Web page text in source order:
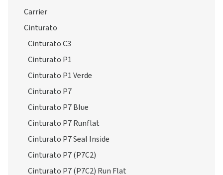
Carrier
Cinturato
Cinturato C3
Cinturato P1
Cinturato P1 Verde
Cinturato P7
Cinturato P7 Blue
Cinturato P7 Runflat
Cinturato P7 Seal Inside
Cinturato P7 (P7C2)
Cinturato P7 (P7C2) Run Flat